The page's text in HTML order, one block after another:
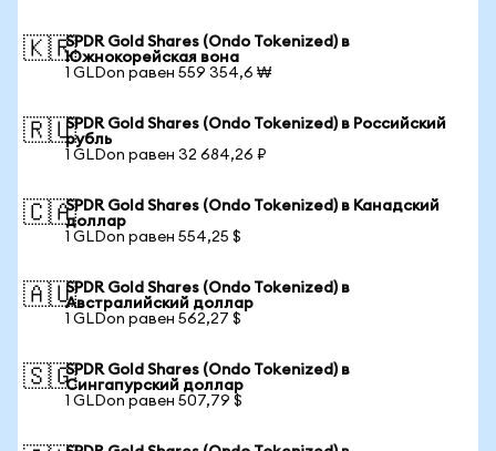
🇰🇷SPDR Gold Shares (Ondo Tokenized) в
Южнокорейская вона
1 GLDon равен 559 354,6 ₩
🇷🇺SPDR Gold Shares (Ondo Tokenized) в Российский
рубль
1 GLDon равен 32 684,26 ₽
🇨🇦SPDR Gold Shares (Ondo Tokenized) в Канадский
доллар
1 GLDon равен 554,25 $
🇦🇺SPDR Gold Shares (Ondo Tokenized) в
Австралийский доллар
1 GLDon равен 562,27 $
🇸🇬SPDR Gold Shares (Ondo Tokenized) в
Сингапурский доллар
1 GLDon равен 507,79 $